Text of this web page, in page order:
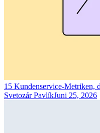
15 Kundenservice-Metriken,
Svetozár PavlíkJuni 25, 2026